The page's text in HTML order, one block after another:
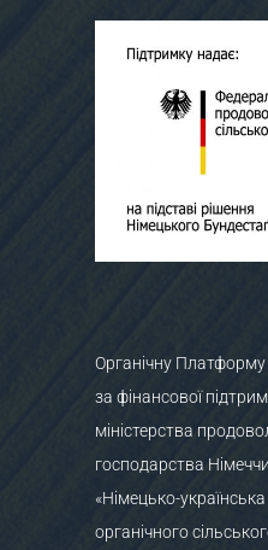
Органічну
за фінансової
міністерства
господарства
«Німецько-
органічного